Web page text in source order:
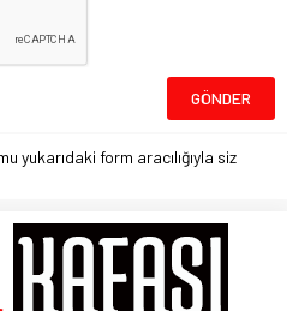
yukarıdaki form aracılığıyla siz